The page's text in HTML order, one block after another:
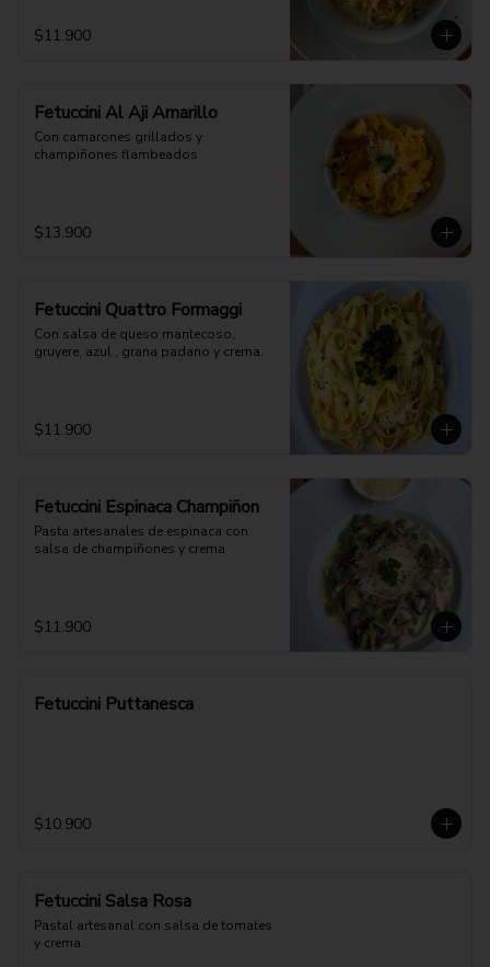
$11.900
Fetuccini Al Aji Amarillo
Con camarones grillados y
champiñones flambeados
$13.900
Fetuccini Quattro Formaggi
Con salsa de queso mantecoso,
gruyere, azul , grana padano y crema.
$11.900
Fetuccini Espinaca Champiñon
Pasta artesanales de espinaca con
salsa de champiñones y crema
$11.900
Fetuccini Puttanesca
$10.900
Fetuccini Salsa Rosa
Pastal artesanal con salsa de tomates
y crema